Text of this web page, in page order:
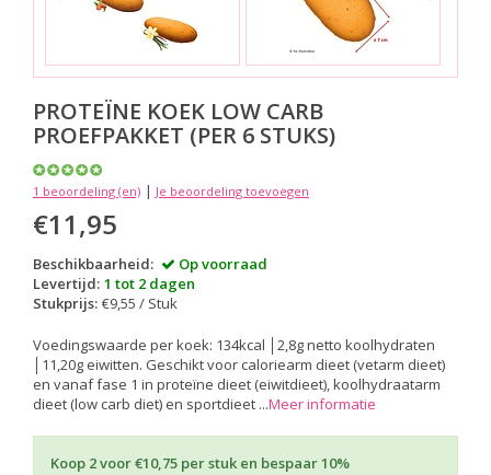
PROTEÏNE KOEK LOW CARB
PROEFPAKKET (PER 6 STUKS)
1 beoordeling (en) | Je beoordeling toevoegen
€11,95
Beschikbaarheid:
Op voorraad
Levertijd: 1 tot 2 dagen
Stukprijs: €9,55 / Stuk
Voedingswaarde per koek: 134kcal │2,8g netto koolhydraten
│11,20g eiwitten. Geschikt voor caloriearm dieet (vetarm dieet)
en vanaf fase 1 in proteïne dieet (eiwitdieet), koolhydraatarm
dieet (low carb diet) en sportdieet ...Meer informatie
Koop 2 voor €10,75 per stuk en bespaar 10%